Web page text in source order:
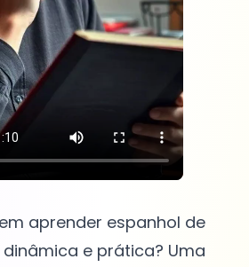
aprender espanhol de
e prática? Uma